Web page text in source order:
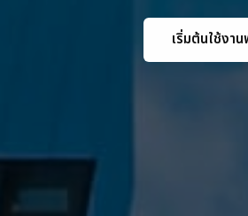
เริ่มต้นใช้งา